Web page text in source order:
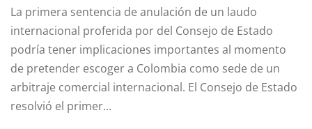
La primera sentencia de anulación de un laudo
internacional proferida por del Consejo de Estado
podría tener implicaciones importantes al momento
de pretender escoger a Colombia como sede de un
arbitraje comercial internacional. El Consejo de Estado
resolvió el primer...